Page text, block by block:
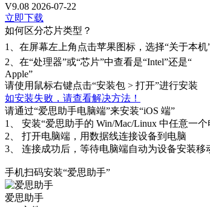
V9.08 2026-07-22
立即下载
如何区分芯片类型？
1、 在屏幕左上角点击苹果图标，选择“关于本机
2、 在“处理器”或“芯片”中查看是“Intel”还是“
Apple”
请使用鼠标右键点击“安装包 > 打开”进行安装
如安装失败，请查看解决方法！
请通过“爱思助手电脑端”来安装“iOS 端”
1、
安装“爱思助手的 Win/Mac/Linux 中任意一个
2、
打开电脑端，用数据线连接设备到电脑
3、
连接成功后，等待电脑端自动为设备安装
手机扫码安装“爱思助手”
爱思助手